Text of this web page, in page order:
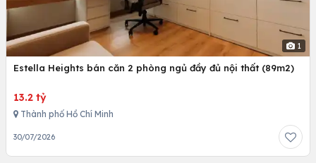
1
Estella Heights bán căn 2 phòng ngủ đầy đủ nội thất (89m2)
13.2 tỷ
Thành phố Hồ Chí Minh
30/07/2026